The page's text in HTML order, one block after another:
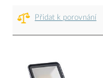
Přidat k porovnání